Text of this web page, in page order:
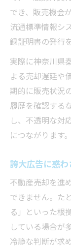
でき、販売機会
流通標準情報シ
録証明書の発行
実際に神奈川県
よる売却遅延や
期的に販売状況
履歴を確認する
し、不透明な対
につながります。
誇大広告に惑
不動産売却を進
できません。た
る」といった根
している場合が
冷静な判断が求